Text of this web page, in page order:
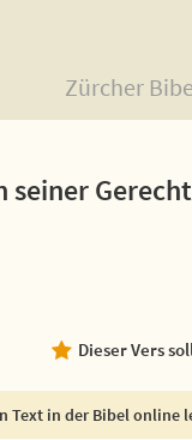
Zürcher
seiner
Dieser Vers
Text in der Bibel online